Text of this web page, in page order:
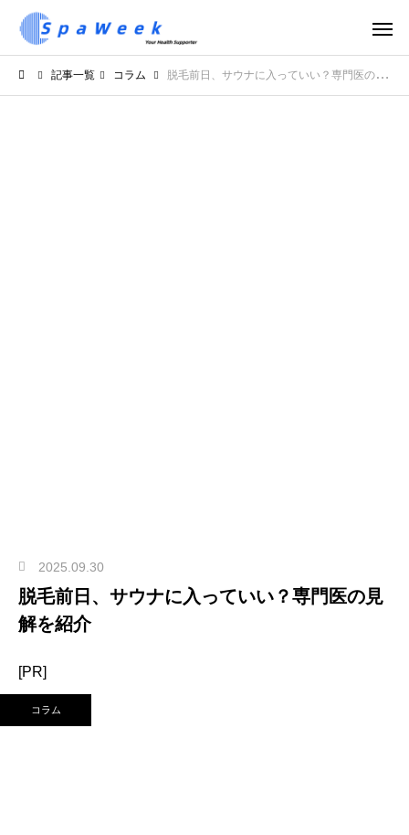
記事一覧 コラム 脱毛前日、サウナに入っていい？専門医の見解を紹介
2025.09.30
脱毛前日、サウナに入っていい？専門医の見
解を紹介
[PR]
コラム